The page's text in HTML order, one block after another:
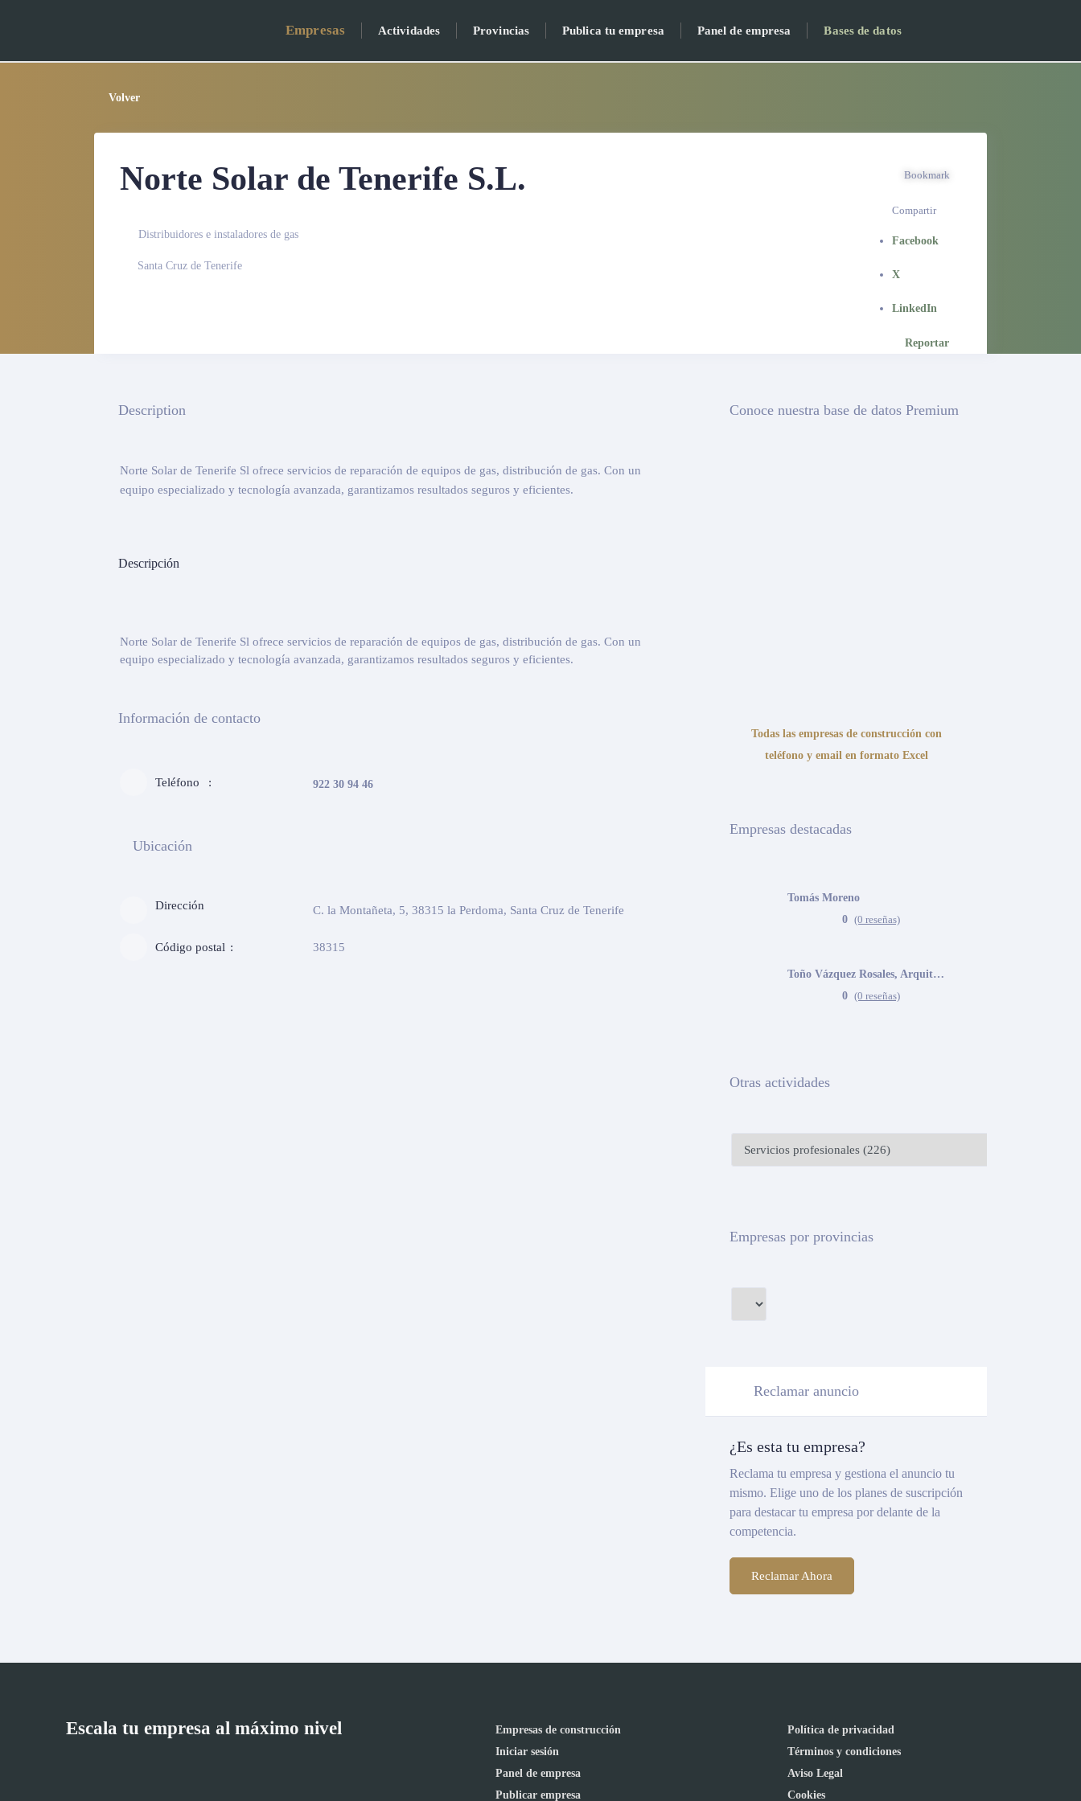
Empresas Actividades Provincias Publica tu empresa Panel de empresa Bases de datos
Volver
Norte Solar de Tenerife S.L.
Distribuidores e instaladores de gas
Santa Cruz de Tenerife
Bookmark
Compartir
Facebook
X
LinkedIn
Reportar
Description
Norte Solar de Tenerife Sl ofrece servicios de reparación de equipos de gas, distribución de gas. Con un
equipo especializado y tecnología avanzada, garantizamos resultados seguros y eficientes.
Descripción
Norte Solar de Tenerife Sl ofrece servicios de reparación de equipos de gas, distribución de gas. Con un
equipo especializado y tecnología avanzada, garantizamos resultados seguros y eficientes.
Información de contacto
Teléfono 922 30 94 46
Ubicación
Dirección C. la Montañeta, 5, 38315 la Perdoma, Santa Cruz de Tenerife
Código postal 38315
Conoce nuestra base de datos Premium
Todas las empresas de construcción con
teléfono y email en formato Excel
Empresas destacadas
Tomás Moreno
0 (0 reseñas)
Toño Vázquez Rosales, Arquitecto
0 (0 reseñas)
Otras actividades
Empresas por provincias
Reclamar anuncio
¿Es esta tu empresa?
Reclama tu empresa y gestiona el anuncio tu
mismo. Elige uno de los planes de suscripción
para destacar tu empresa por delante de la
competencia.
Reclamar Ahora
Escala tu empresa al máximo nivel
Empresas de construcción
Iniciar sesión
Panel de empresa
Publicar empresa
Política de privacidad
Términos y condiciones
Aviso Legal
Cookies